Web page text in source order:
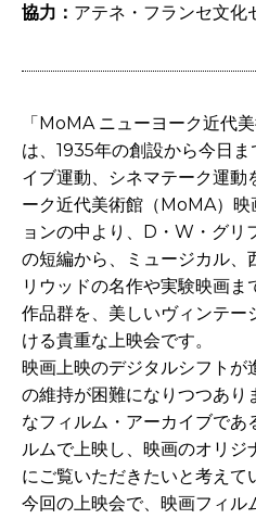
協力： アテネ・フランセ文化
「MoMA ニューヨーク近代
は、1935年の創設から今日
イブ運動、シネマテーク運動
ーク近代美術館（MoMA）
ョンの中より、D・W・グリ
の短編から、ミュージカル、
リウッドの名作や実験映画
作品群を、美しいヴィンテー
ける貴重な上映会です。
映画上映のデジタルシフトが
の維持が困難になりつつあり
なフィルム・アーカイブで
ルムで上映し、映画のオリ
にご覧いただきたいと考えて
今回の上映会で、映画フィル